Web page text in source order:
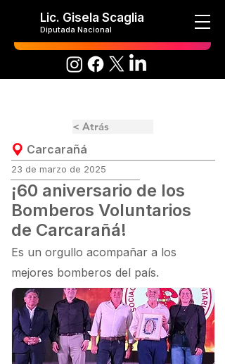
Lic. Gisela Scaglia
Diputada Nacional
< Atrás
Carcarañá
23 de marzo de 2025
¡60 aniversario de los
Bomberos Voluntarios
de Carcarañá!
Es un orgullo acompañar a los
mejores bomberos del país.